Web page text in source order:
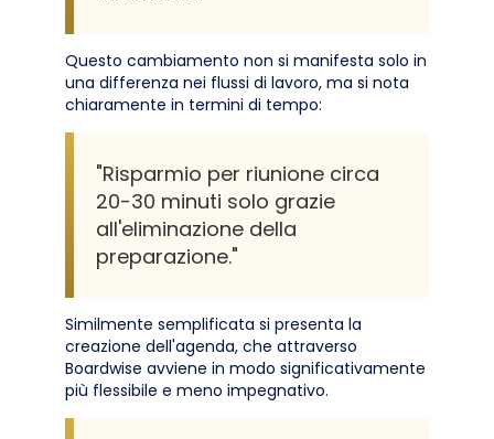
Questo cambiamento non si manifesta solo in
una differenza nei flussi di lavoro, ma si nota
chiaramente in termini di tempo:
"Risparmio per riunione circa
20-30 minuti solo grazie
all'eliminazione della
preparazione."
Similmente semplificata si presenta la
creazione dell'agenda, che attraverso
Boardwise avviene in modo significativamente
più flessibile e meno impegnativo.